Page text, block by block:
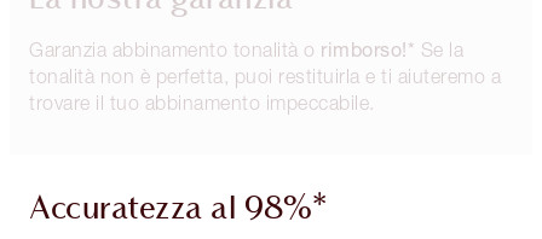
Garanzia abbinamento tonalità o rimborso!* Se la
tonalità non è perfetta, puoi restituirla e ti aiuteremo a
trovare il tuo abbinamento impeccabile.
Accuratezza al 98%*